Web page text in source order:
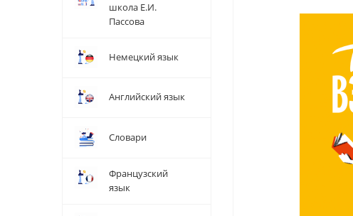
школа Е.И.
Пассова
Немецкий язык
Английский язык
Словари
Французский
язык